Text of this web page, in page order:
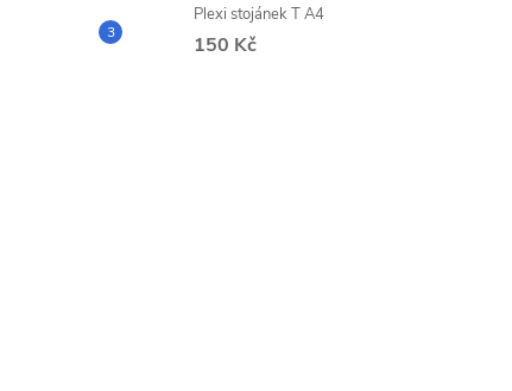
Plexi stojánek T A4
150 Kč